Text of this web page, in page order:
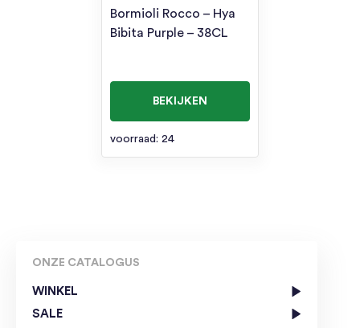
ONZE CATALOGUS
WINKEL
SALE
Bormioli Rocco – Hya
Bibita Purple – 38CL
BEKIJKEN
voorraad: 24